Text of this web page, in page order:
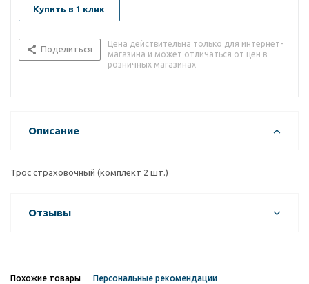
Купить в 1 клик
Поделиться
Цена действительна только для интернет-
магазина и может отличаться от цен в
розничных магазинах
Описание
Трос страховочный (комплект 2 шт.)
Отзывы
Похожие товары Персональные рекомендации